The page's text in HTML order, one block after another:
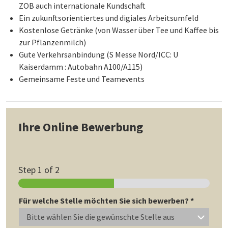
ZOB auch internationale Kundschaft
Ein zukunftsorientiertes und digiales Arbeitsumfeld
Kostenlose Getränke (von Wasser über Tee und Kaffee bis
zur Pflanzenmilch)
Gute Verkehrsanbindung (S Messe Nord/ICC: U
Kaiserdamm : Autobahn A100/A115)
Gemeinsame Feste und Teamevents
Ihre Online Bewerbung
Step 1 of 2
Für welche Stelle möchten Sie sich bewerben? *
Bitte wählen Sie die gewünschte Stelle aus